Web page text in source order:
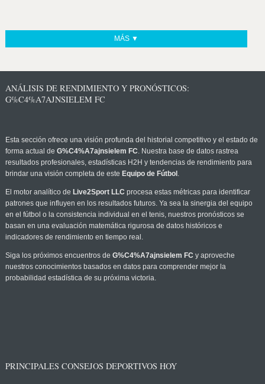
MÁS ▼
ANÁLISIS DE RENDIMIENTO Y PRONÓSTICOS:
G%C4%A7AJNSIELEM FC
Esta sección ofrece una visión profunda del historial competitivo y el estado de
forma actual de G%C4%A7ajnsielem FC. Nuestra base de datos rastrea
resultados profesionales, estadísticas H2H y tendencias de rendimiento para
brindar una visión completa de este Equipo de Fútbol .
El motor analítico de Live2Sport LLC procesa estas métricas para identificar
patrones que influyen en los resultados futuros. Ya sea la sinergia del equipo
en el fútbol o la consistencia individual en el tenis, nuestros pronósticos se
basan en una evaluación matemática rigurosa de datos históricos e
indicadores de rendimiento en tiempo real.
Siga los próximos encuentros de G%C4%A7ajnsielem FC y aproveche
nuestros conocimientos basados en datos para comprender mejor la
probabilidad estadística de su próxima victoria.
PRINCIPALES CONSEJOS DEPORTIVOS HOY